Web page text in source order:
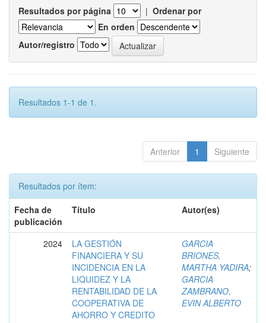
Resultados por página | Ordenar por
En orden
Autor/registro
Resultados 1-1 de 1.
Anterior 1 Siguiente
Resultados por ítem:
Fecha de
publicación
Título Autor(es)
2024
LA GESTIÓN
FINANCIERA Y SU
INCIDENCIA EN LA
LIQUIDEZ Y LA
RENTABILIDAD DE LA
COOPERATIVA DE
AHORRO Y CREDITO
GARCIA
BRIONES,
MARTHA YADIRA;
GARCIA
ZAMBRANO,
EVIN ALBERTO